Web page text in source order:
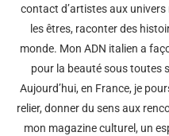
contact d’artistes aux
les êtres, raconter des
monde. Mon ADN italien a
pour la beauté sous toutes
Aujourd’hui, en France, je
relier, donner du sens aux
mon magazine culturel, un